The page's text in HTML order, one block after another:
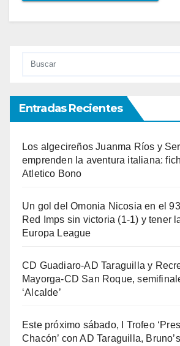
Entradas Recientes
Los algecireños Juanma Ríos y
emprenden la aventura italiana:
Atletico Bono
Un gol del Omonia Nicosia en el
Red Imps sin victoria (1-1) y tener
Europa League
CD Guadiaro-AD Taraguilla y
Mayorga-CD San Roque,
‘Alcalde’
Este próximo sábado, I Trofeo
Chacón’ con AD Taraguilla,